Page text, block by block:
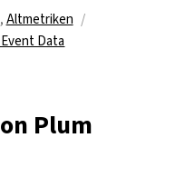
, Altmetriken
Data
Plum